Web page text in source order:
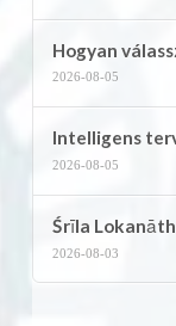
Hogyan
2026-08-05
Intelligens
2026-08-05
Śrīla
2026-08-03